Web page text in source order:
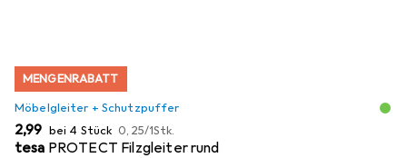
MENGENRABATT
Möbelgleiter + Schutzpuffer
EUR
2,99 bei 4 Stück EUR
0,25/1Stk.
tesa PROTECT Filzgleiter rund